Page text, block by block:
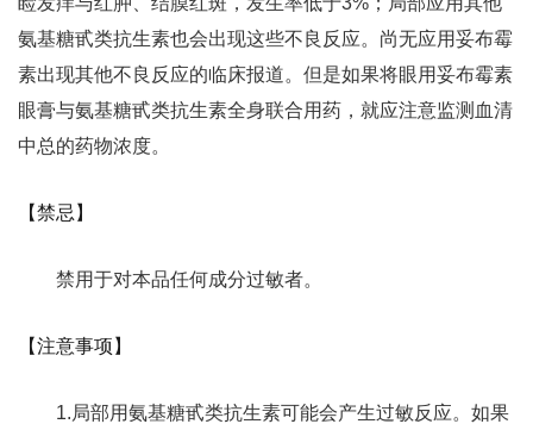
氨基糖甙类抗生素也会出现这些不良反应。尚无应用妥布霉
素出现其他不良反应的临床报道。但是如果将眼用妥布霉素
眼膏与氨基糖甙类抗生素全身联合用药，就应注意监测血清
中总的药物浓度。
【禁忌】
禁用于对本品任何成分过敏者。
【注意事项】
1.局部用氨基糖甙类抗生素可能会产生过敏反应。如果